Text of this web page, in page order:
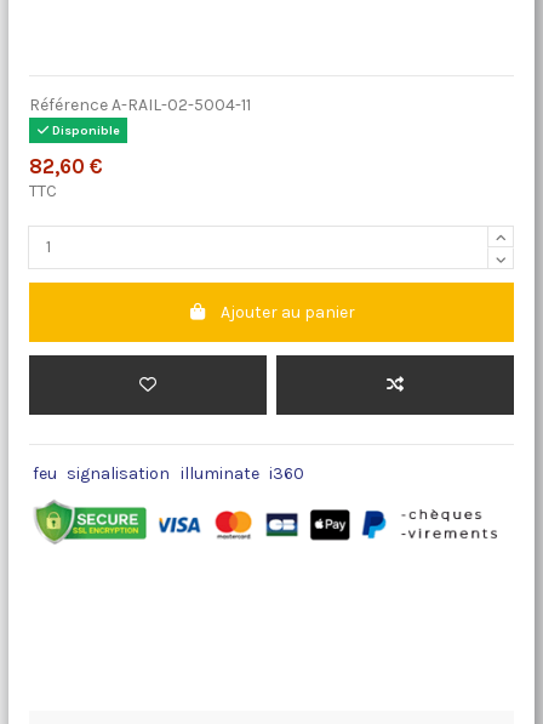
RéférenceA-RAIL-02-5004-11
Disponible
82,60 €
TTC
Ajouter au panier
feu signalisation illuminate i360